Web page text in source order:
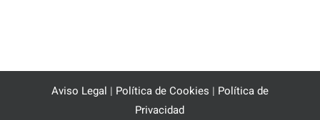
Aviso Legal | Política de Cookies | Política de
Privacidad